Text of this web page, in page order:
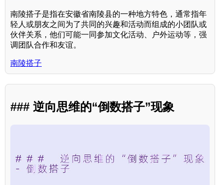
南陵搭子是指在安徽省南陵县的一种地方特色，通常指年
轻人或朋友之间为了共同的兴趣和活动而组成的小团队或
伙伴关系，他们可能一同参加文化活动、户外运动等，强
调团队合作和友谊。
南陵搭子
### 逆向思维的“倒数搭子”现象